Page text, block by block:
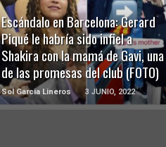
Escándalo en Barcelona: Gerard
Piqué le habría sido infiel a
Shakira con la mamá de Gavi, una
de las promesas del club (FOTO)
Sol Garcia Lineros 3 JUNIO, 2022
LEER MÁS